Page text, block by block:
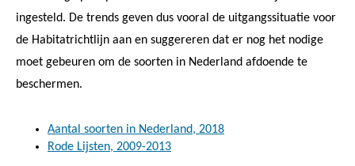
ingesteld. De trends geven dus vooral de uitgangssituatie voor
de Habitatrichtlijn aan en suggereren dat er nog het nodige
moet gebeuren om de soorten in Nederland afdoende te
beschermen.
Aantal soorten in Nederland, 2018
Rode Lijsten, 2009-2013